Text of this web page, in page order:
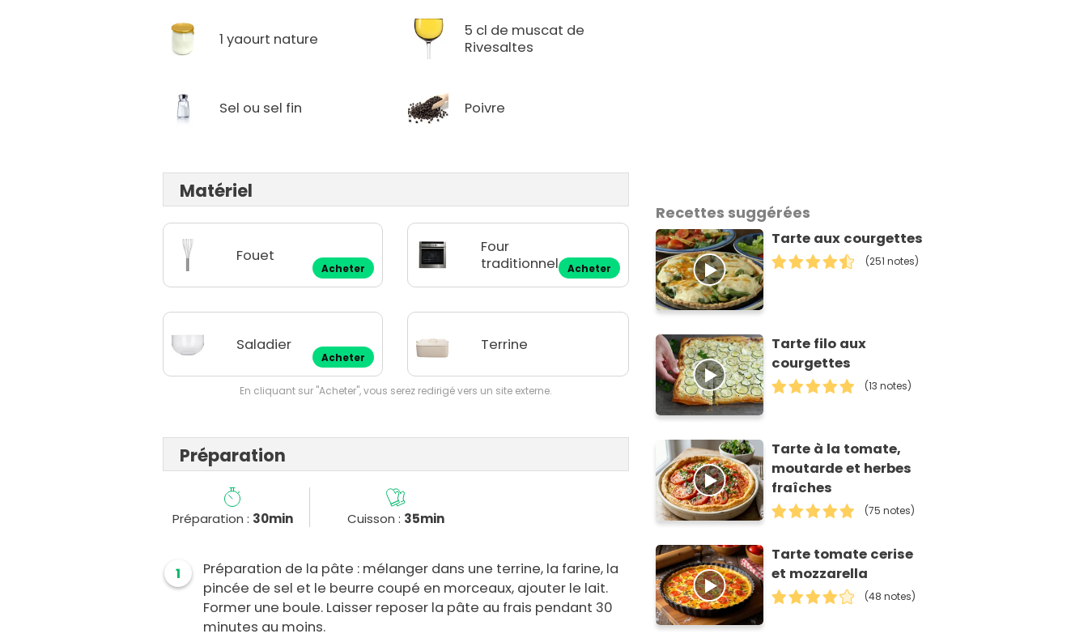
1 yaourt nature
5 cl de muscat de
Rivesaltes
Sel ou sel fin Poivre
Matériel
Fouet
Acheter
Four
traditionnel
Acheter
Saladier
Acheter
Terrine
En cliquant sur "Acheter", vous serez redirigé vers un site externe.
Préparation
Préparation : 30min Cuisson : 35min
1
Préparation de la pâte : mélanger dans une terrine, la farine, la
pincée de sel et le beurre coupé en morceaux, ajouter le lait.
Former une boule. Laisser reposer la pâte au frais pendant 30
minutes au moins.
Recettes suggérées
Tarte aux courgettes
(251 notes)
Tarte filo aux
courgettes
(13 notes)
Tarte à la tomate,
moutarde et herbes
fraîches
(75 notes)
Tarte tomate cerise
et mozzarella
(48 notes)